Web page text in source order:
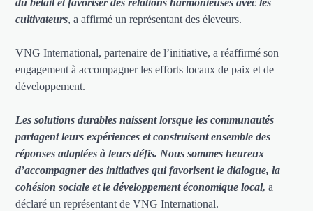
du bétail et favoriser des relations harmonieuses avec les
cultivateurs, a affirmé un représentant des éleveurs.
VNG International, partenaire de l’initiative, a réaffirmé son
engagement à accompagner les efforts locaux de paix et de
développement.
Les solutions durables naissent lorsque les communautés
partagent leurs expériences et construisent ensemble des
réponses adaptées à leurs défis. Nous sommes heureux
d’accompagner des initiatives qui favorisent le dialogue, la
cohésion sociale et le développement économique local, a
déclaré un représentant de VNG International.